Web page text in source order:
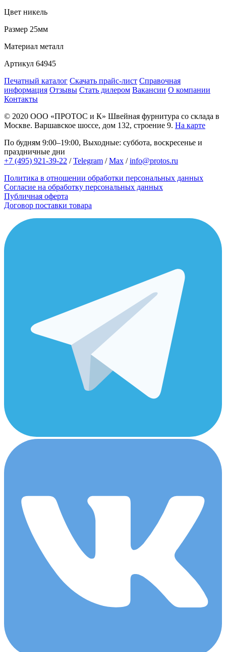
Цвет никель
Размер 25мм
Материал металл
Артикул 64945
Печатный каталог Скачать прайс-лист Справочная
информация Отзывы Стать дилером Вакансии О компании
Контакты
© 2020 ООО «ПРОТОС и К» Швейная фурнитура со склада в
Москве. Варшавское шоссе, дом 132, строение 9. На карте
По будням 9:00–19:00, Выходные: суббота, воскресенье и
праздничные дни
+7 (495) 921-39-22 /Telegram /Max /info@protos.ru
Политика в отношении обработки персональных данных
Согласие на обработку персональных данных
Публичная оферта
Договор поставки товара